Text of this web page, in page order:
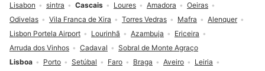
Lisboa Porto Setúbal Faro Braga Aveiro
Leiria
Lisabon sintra Cascais Loures Amadora
Oeiras
Odivelas
Vila Franca de Xira Torres Vedras Mafra
Alenquer
Lisbon Portela Airport
Lourinhã Azambuja
Ericeira
Arruda dos Vinhos
Cadaval Sobral de Monte Agraço